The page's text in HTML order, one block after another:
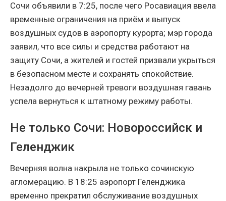
Сочи объявили в 7:25, после чего Росавиация ввела
временные ограничения на приём и выпуск
воздушных судов в аэропорту курорта; мэр города
заявил, что все силы и средства работают на
защиту Сочи, а жителей и гостей призвали укрыться
в безопасном месте и сохранять спокойствие.
Незадолго до вечерней тревоги воздушная гавань
успела вернуться к штатному режиму работы.
Не только Сочи: Новороссийск и
Геленджик
Вечерняя волна накрыла не только сочинскую
агломерацию. В 18:25 аэропорт Геленджика
временно прекратил обслуживание воздушных